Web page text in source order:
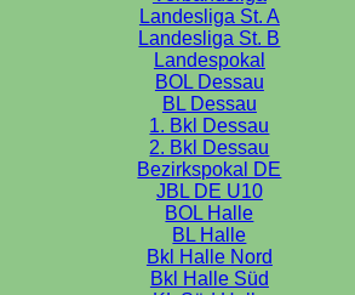
Landesliga St. A
Landesliga St. B
Landespokal
BOL Dessau
BL Dessau
1. Bkl Dessau
2. Bkl Dessau
Bezirkspokal DE
JBL DE U10
BOL Halle
BL Halle
Bkl Halle Nord
Bkl Halle Süd